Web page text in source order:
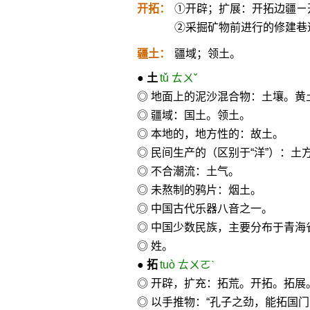
开拓：
①开辟；扩展：开拓边疆
②采掘矿物前进行的修建巷
疆土： 疆域；领土。
● 土 tǔ ㄊㄨˇ
◎ 地面上的泥沙混合物：土壤。黄
◎ 疆域：国土。领土。
◎ 本地的，地方性的：故土。
◎ 民间生产的（区别于“洋”）：土
◎ 不合潮流：土气。
◎ 未熬制的鸦片：烟土。
◎ 中国古代乐器八音之一。
◎ 中国少数民族，主要分布于青海
◎ 姓。
● 拓 tuò ㄊㄨㄛˋ
◎ 开辟，扩充：拓荒。开拓。拓展
◎ 以手推物：“孔子之劲，能拓国